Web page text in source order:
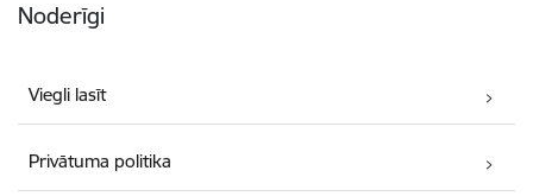
Noderīgi
Viegli lasīt
Privātuma politika